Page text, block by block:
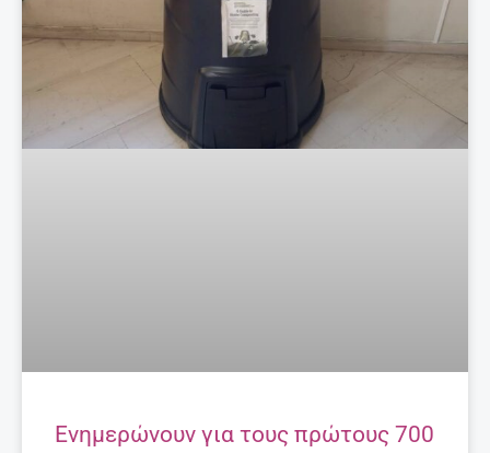
Ενημερώνουν για τους πρώτους 700